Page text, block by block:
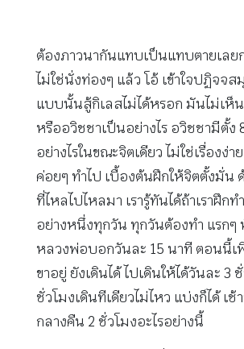
ต้องภาวนากันแทบเป็นแทบตายเลย
ไม่ใช่นั่งท่องๆ แล้ว โอ้ เข้าใจปฏิจจส
แบบนั้นสู้กิเลสไม่ได้หรอก มันไม่เห็
หรืออวิชชาเป็นอย่างไร อวิชชามีตั้ง
อย่างไรในขณะจิตเดียว ไม่ใช่เรื่องง่า
ค่อยๆ ทำไป เบื้องต้นฝึกให้จิตตั้งมั่น
ที่ไหลไปไหลมา เรารู้ทันได้ถ้าเราฝึก
อย่างหนึ่งทุกวัน ทุกวันต้องทำ แรกๆ
หลวงพ่อบอกวันละ 15 นาที ตอนนี้เ
ขาอยู่ ยังเดินได้ ไปเดินให้ได้วันละ 3
ชั่วโมงเดินทีเดียวไม่ไหว แบ่งก็ได้ เ
กลางคืน 2 ชั่วโมงอะไรอย่างนี้